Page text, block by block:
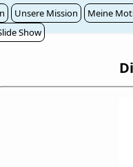
Unsere Mission Meine
Show